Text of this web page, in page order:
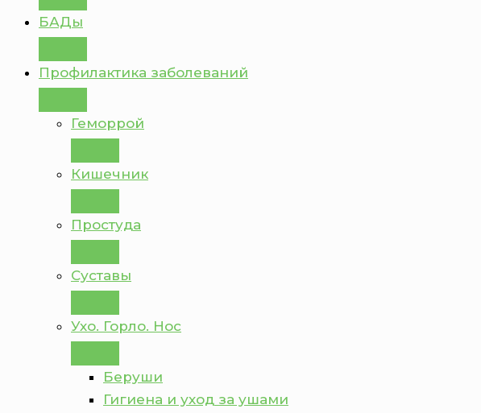
БАДы
Профилактика заболеваний
Геморрой
Кишечник
Простуда
Суставы
Ухо. Горло. Нос
Беруши
Гигиена и уход за ушами